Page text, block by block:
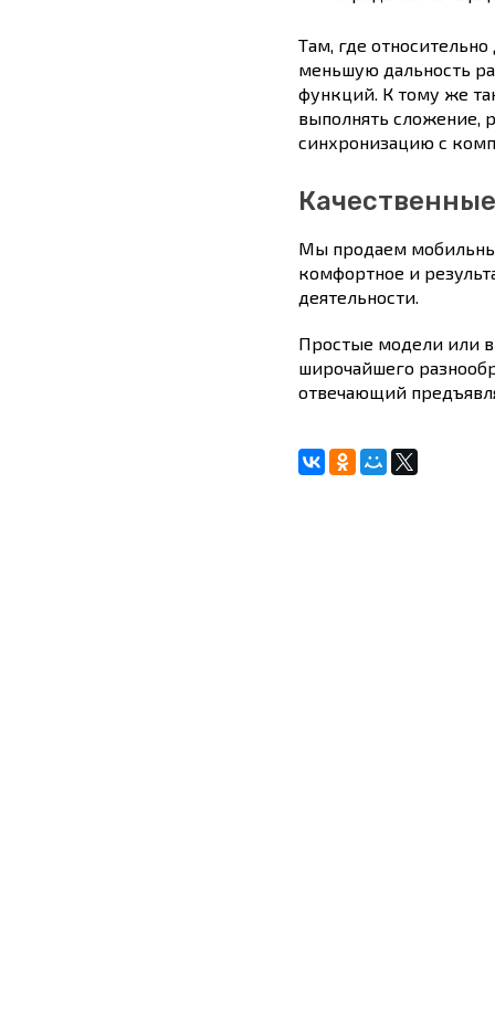
Там, где
меньшую дальность
функций. К тому же
выполнять сложение,
синхронизацию с
Мы продаем
комфортное и
деятельности.
Простые модели или
широчайшего
отвечающий